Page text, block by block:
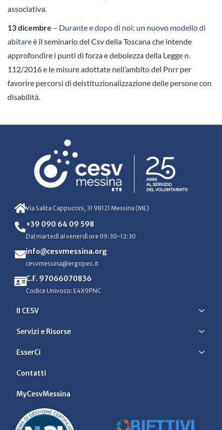
associativa.
13 dicembre – Durante e dopo di noi: un nuovo modello di
abitareè il seminario del Csv della Toscana che intende
approfondire i punti di forza e debolezza della Legge n.
112/2016 e le misure adottate nell’ambito del Pnrr per
favorire percorsi di deistituzionalizzazione delle persone con
disabilità.
Via Salita Cappuccini, 31 98121 Messina (ME)
+39 090 64 09 598
Dal martedì al venerdì ore 09:30-12:30
info@cesvmessina.org
cesvmessina@ergopec.it
C.F. 97066070836
Codice Univoco: E4X9PNC
Il CESV
Servizi e Risorse
EsserCi
Contatti
MyCesvMessina